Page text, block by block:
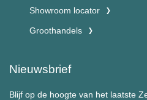
Showroom locator
Groothandels
Nieuwsbrief
Blijf op de hoogte van het laatste